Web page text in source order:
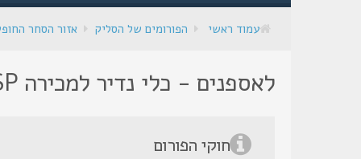
עמוד ראשי הפורומים של הסליק אזור הסחר
לאספנים - כלי נדיר למכירה H&K P7 PSP
חוקי הפורום